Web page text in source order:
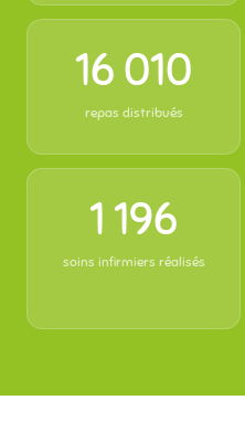
16 010
repas distribués
1 196
soins infirmiers réalisés